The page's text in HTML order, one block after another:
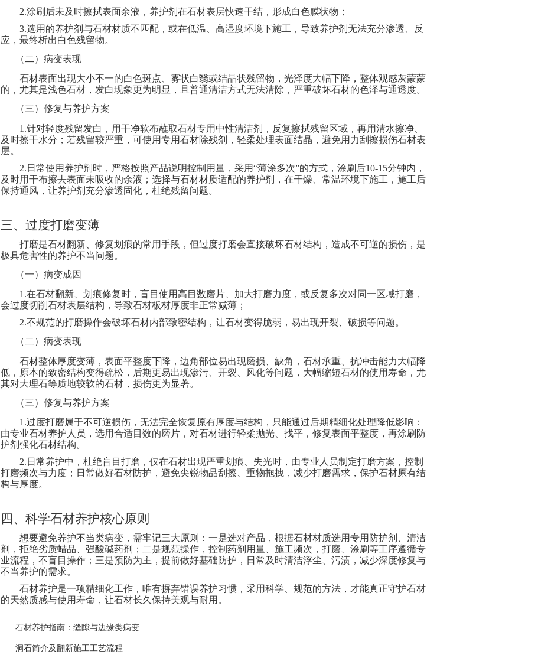
2.涂刷后未及时擦拭表面余液，养护剂在石材表层快速干结，形成白色膜状物；
3.选用的养护剂与石材材质不匹配，或在低温、高湿度环境下施工，导致养护剂无法充分渗透、反
应，最终析出白色残留物。
（二）病变表现
石材表面出现大小不一的白色斑点、雾状白翳或结晶状残留物，光泽度大幅下降，整体观感灰蒙蒙
的，尤其是浅色石材，发白现象更为明显，且普通清洁方式无法清除，严重破坏石材的色泽与通透度。
（三）修复与养护方案
1.针对轻度残留发白，用干净软布蘸取石材专用中性清洁剂，反复擦拭残留区域，再用清水擦净、
及时擦干水分；若残留较严重，可使用专用石材除残剂，轻柔处理表面结晶，避免用力刮擦损伤石材表
层。
2. 日常使用养护剂时，严格按照产品说明控制用量，采用“薄涂多次”的方式，涂刷后10-15分钟内，
及时用干布擦去表面未吸收的余液；选择与石材材质适配的养护剂，在干燥、常温环境下施工，施工后
保持通风，让养护剂充分渗透固化，杜绝残留问题。
三、 过度打磨变薄
打磨是石材翻新、修复划痕的常用手段，但过度打磨会直接破坏石材结构，造成不可逆的损伤，是
极具危害性的养护不当问题。
（一）病变成因
1.在石材翻新、划痕修复时，盲目使用高目数磨片、加大打磨力度，或反复多次对同一区域打磨，
会过度切削石材表层结构，导致石材板材厚度非正常减薄；
2.不规范的打磨操作会破坏石材内部致密结构，让石材变得脆弱，易出现开裂、破损等问题。
（二）病变表现
石材整体厚度变薄，表面平整度下降，边角部位易出现磨损、缺角，石材承重、抗冲击能力大幅降
低，原本的致密结构变得疏松，后期更易出现渗污、开裂、风化等问题，大幅缩短石材的使用寿命，尤
其对大理石等质地较软的石材，损伤更为显著。
（三）修复与养护方案
1.过度打磨属于不可逆损伤，无法完全恢复原有厚度与结构，只能通过后期精细化处理降低影响：
由专业石材养护 人员，选用合适目数的磨片，对石材进行轻柔抛光、找平，修复表面平整度，再涂刷防
护剂强化石材结构。
2.日常养护中，杜绝盲目打磨，仅在石材出现严重划痕、失光时，由专业人员制定打磨方案，控制
打磨频次与力度；日常做好石材防护，避免尖锐物品刮擦、重物拖拽，减少打磨需求，保护石材原有结
构与厚度。
四、 科学石材养护核心原则
想要避免养护不当类病变，需牢记三大原则：一是选对产品，根据石材材质选用专用防护剂、清洁
剂，拒绝劣质蜡品、强酸碱药剂；二是规范操作，控制药剂用量、施工频次，打磨、涂刷等工序遵循专
业流程，不盲目操作；三是预防为主，提前做好基础防护，日常及时清洁浮尘、污渍，减少深度修复与
不当养护的需求。
石材养护是一项精细化工作，唯有摒弃错误养护习惯，采用科学、规范的方法，才能真正守护石材
的天然质感与使用寿命，让石材长久保持美观与耐用。
石材养护指南：缝隙与边缘类病变
洞石简介及翻新施工工艺流程